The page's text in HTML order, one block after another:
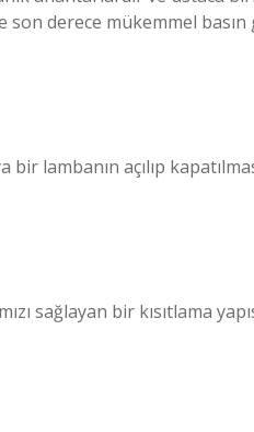
derece mükemmel
lambanın açılıp
sağlayan bir kısıtlama